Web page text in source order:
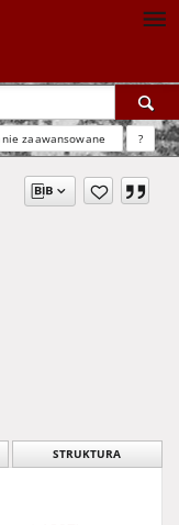
zaawansowane ?
STRUKTURA